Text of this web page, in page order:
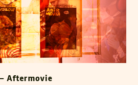
Aftermovie